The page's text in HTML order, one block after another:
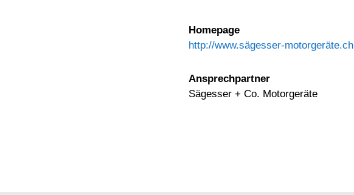
Homepage
http://www.sägesser-motorgeräte.ch
Ansprechpartner
Sägesser + Co. Motorgeräte